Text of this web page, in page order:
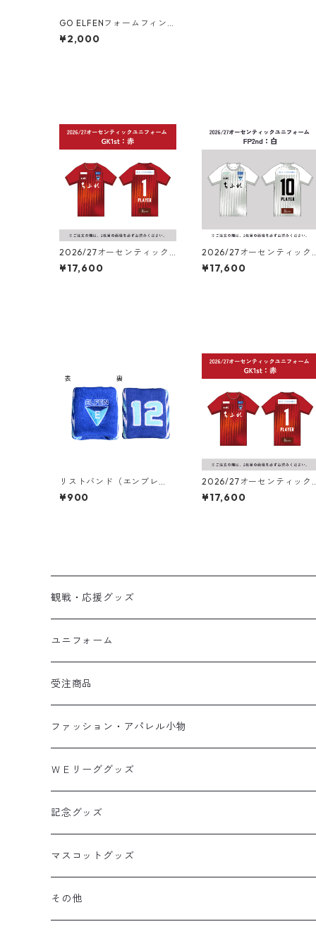
GO ELFENフォームフィンガ
ー
¥2,000
2026/27オーセンティック
ユニフォーム ゴールキーパ
ー（1st：赤）
¥17,600
2026/27オーセンティック
ユニフォーム フィールドプ
レーヤー（2nd：白）
¥17,600
リストバンド（エンブレ
ム）
¥900
2026/27オーセンティック
ユニフォーム ゴールキーパ
ー（1st：赤）
¥17,600
観戦・応援グッズ
タオルマフラー
選手グッズ
カー用品
ユニフォーム
受注商品
ファッション・アパレル小物
バック
Tシャツ・ポロシャツ
ライフスタイル
ＷＥリーググッズ
記念グッズ
マスコットグッズ
その他